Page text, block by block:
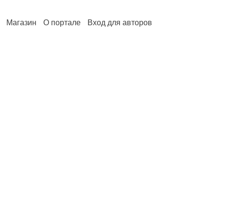
Магазин О портале Вход для авторов